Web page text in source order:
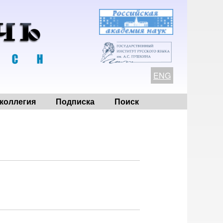
ENG
Подписка Поиск